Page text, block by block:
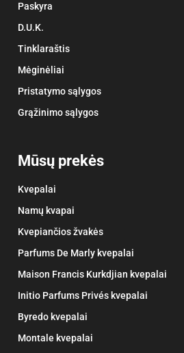
Paskyra
D.U.K.
Tinklaraštis
Mėginėliai
Pristatymo sąlygos
Grąžinimo sąlygos
Mūsų prekės
Kvepalai
Namų kvapai
Kvepiančios žvakės
Parfums De Marly kvepalai
Maison Francis Kurkdjian kvepalai
Initio Parfums Privés kvepalai
Byredo kvepalai
Montale kvepalai